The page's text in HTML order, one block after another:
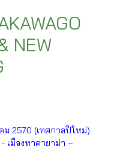
NEW
2570 (เทศกาลปีใหม่)
เมืองทาคายาม่า –